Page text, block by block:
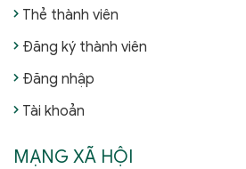
Thẻ thành viên
Đăng ký thành viên
Đăng nhập
Tài khoản
MẠNG XÃ HỘI